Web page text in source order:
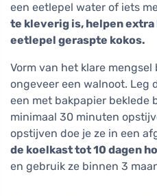
een eetlepel water of iets
te kleverig is, helpen
eetlepel geraspte kokos.
Vorm van het klare
ongeveer een walnoot. Leg
een met bakpapier beklede
minimaal 30 minuten
opstijven doe je ze in een
de koelkast tot 10 dagen
en gebruik ze binnen 3